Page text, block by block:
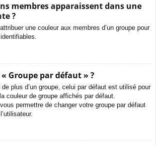
membres apparaissent dans une
?
une couleur aux membres d’un groupe pour
« Groupe par défaut » ?
plus d’un groupe, celui par défaut est utilisé pour
couleur de groupe affichés par défaut.
vous permettre de changer votre groupe par défaut